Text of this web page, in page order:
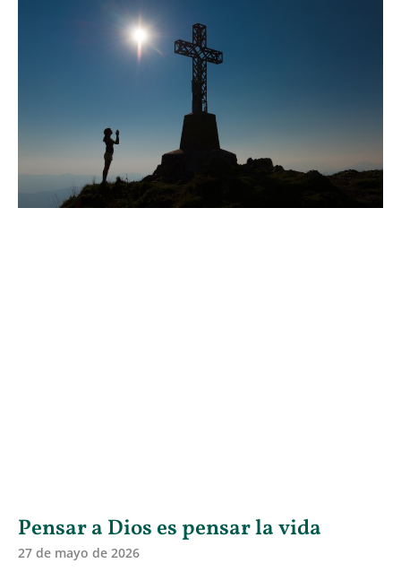
Pensar a Dios es pensar la vida
27 de mayo de 2026